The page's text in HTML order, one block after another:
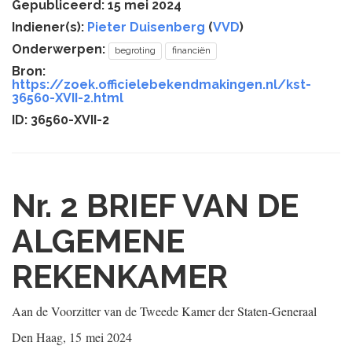
Gepubliceerd: 15 mei 2024
Indiener(s): Pieter Duisenberg (VVD)
Onderwerpen:
begroting financiën
Bron:
https://zoek.officielebekendmakingen.nl/kst-
36560-XVII-2.html
ID: 36560-XVII-2
Nr. 2 BRIEF VAN DE
ALGEMENE
REKENKAMER
Aan de Voorzitter van de Tweede Kamer der Staten-Generaal
Den Haag, 15 mei 2024